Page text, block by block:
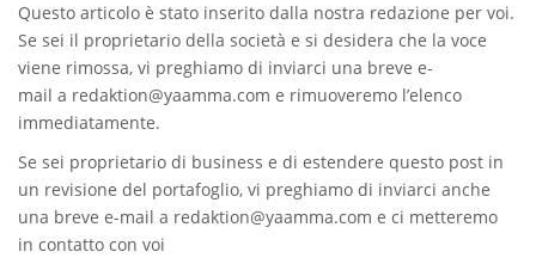
Questo articolo è stato inserito dalla nostra redazione per voi.
Se sei il proprietario della società e si desidera che la voce
viene rimossa, vi preghiamo di inviarci una breve e-
mail a redaktion@yaamma.com e rimuoveremo l’elenco
immediatamente.
Se sei proprietario di business e di estendere questo post in
un revisione del portafoglio, vi preghiamo di inviarci anche
una breve e-mail a redaktion@yaamma.com e ci metteremo
in contatto con voi